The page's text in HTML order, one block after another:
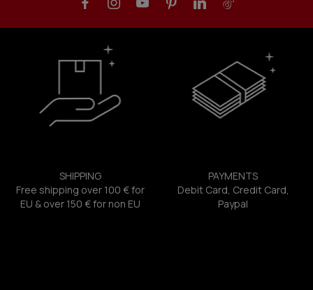
SHIPPING
Free shipping over 100 € for
EU & over 150 € for non EU
PAYMENTS
Debit Card, Credit Card,
Paypal